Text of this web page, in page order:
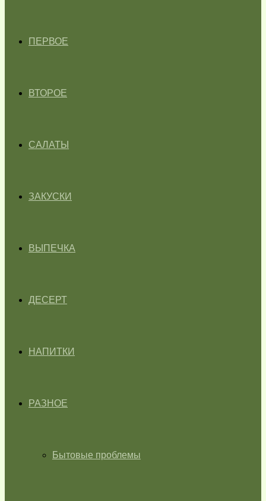
ПЕРВОЕ
ВТОРОЕ
САЛАТЫ
ЗАКУСКИ
ВЫПЕЧКА
ДЕСЕРТ
НАПИТКИ
РАЗНОЕ
Бытовые проблемы